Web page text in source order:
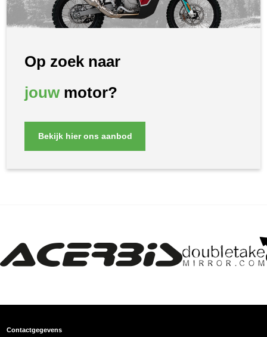
Op zoek naar
jouwmotor?
Bekijk hier ons aanbod
Contactgegevens